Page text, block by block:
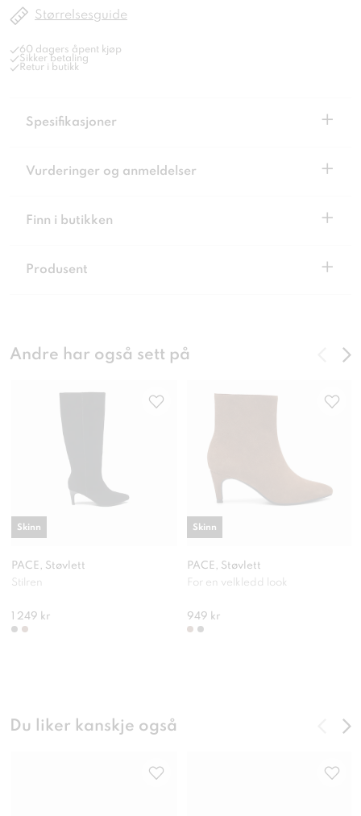
Størrelsesguide
60 dagers åpent kjøp
Sikker betaling
Retur i butikk
Spesifikasjoner +
Vurderinger og anmeldelser +
Finn i butikken +
Produsent +
Andre har også sett på
PACE, Støvlett
Stilren
1 249 kr
Skinn
PACE, Støvlett
For en velkledd look
949 kr
Skinn
Du liker kanskje også